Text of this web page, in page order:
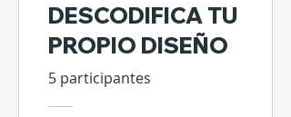
DESCODIFICA TU
PROPIO DISEÑO
5 participantes